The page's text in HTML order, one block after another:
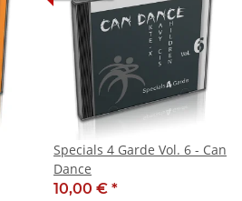
Specials 4 Garde Vol. 6 - Can
Dance
10,00 € *